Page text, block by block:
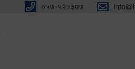
०५७-५२०३७७